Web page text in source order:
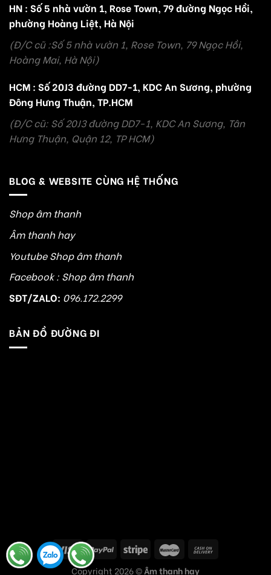
HN : Số 5 nhà vườn 1, Rose Town, 79 đường Ngọc Hồi,
phường Hoàng Liệt, Hà Nội
(Đ/C cũ :Số 5 nhà vườn 1, Rose Town, 79 Ngọc Hồi,
Hoàng Mai, Hà Nội)
HCM : Số 20J3 đường DD7-1, KDC An Sương, phường
Đông Hưng Thuận, TP.HCM
(Đ/C cũ: Số 20J3 đường DD7-1, KDC An Sương, Tân
Hưng Thuận, Quận 12, TP HCM)
BLOG & WEBSITE CÙNG HỆ THỐNG
Shop âm thanh
Âm thanh hay
Youtube Shop âm thanh
Facebook : Shop âm thanh
SĐT/ZALO: 096.172.2299
BẢN ĐỒ ĐƯỜNG ĐI
Copyright 2026 ©Âm thanh hay